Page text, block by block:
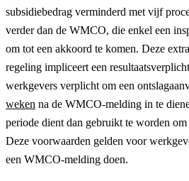
subsidiebedrag verminderd met vijf
verder dan de WMCO, die enkel een
om tot een akkoord te komen. Deze
regeling impliceert een
werkgevers verplicht om een
weken na de WMCO-melding in te
periode dient dan gebruikt te worden
Deze voorwaarden gelden voor
een WMCO-melding doen.